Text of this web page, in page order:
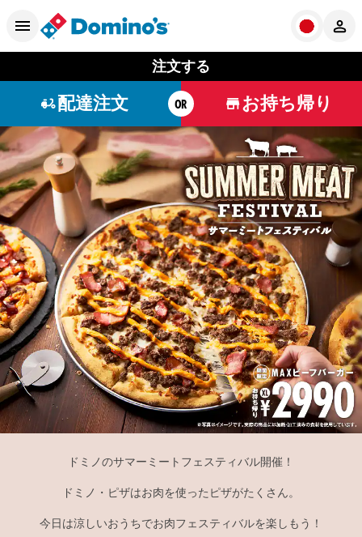
注文する
配達注文 OR お持ち帰り
ドミノのサマーミートフェスティバル開催！
ドミノ・ピザはお肉を使ったピザがたくさん。
今日は涼しいおうちでお肉フェスティバルを楽しもう！